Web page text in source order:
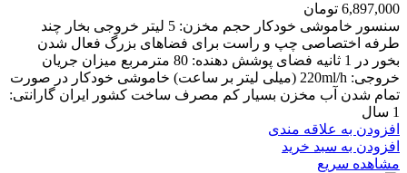
6,897,000 تومان
سنسور خاموشی خودکار حجم مخزن: 5 لیتر خروجی بخار چند
طرفه اختصاصی چپ و راست برای فضاهای بزرگ فعال شدن
بخور در 1 ثانیه فضای پوشش دهنده: 80 مترمربع میزان جریان
خروجی: 220ml/h (میلی لیتر بر ساعت) خاموشی خودکار در صورت
تمام شدن آب مخزن بسیار کم مصرف ساخت کشور ایران گارانتی:
1 سال
افزودن به علاقه مندی
افزودن به سبد خرید
مشاهده سریع